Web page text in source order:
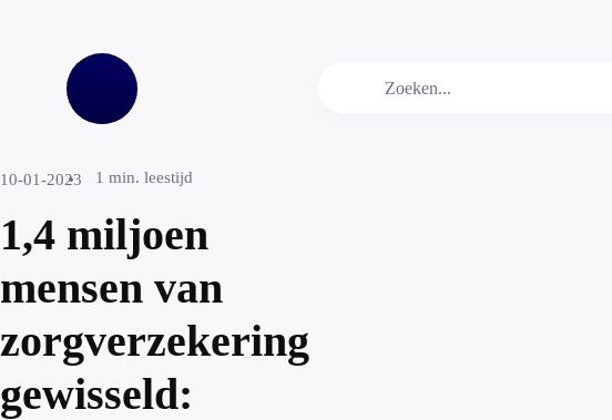
10-01-2023 1 min. leestijd
1,4 miljoen
mensen van
zorgverzekering
gewisseld: